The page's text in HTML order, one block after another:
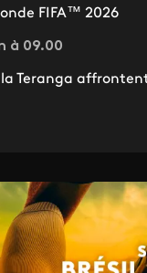
FIFA™ 2026
à 09.00
la Teranga